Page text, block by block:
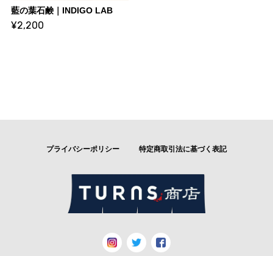
藍の葉石鹸｜INDIGO LAB
¥2,200
プライバシーポリシー 特定商取引法に基づく表記